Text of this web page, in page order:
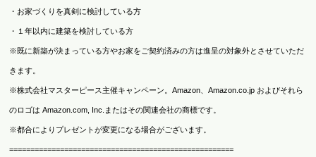
・お家づくりを真剣に検討している方
・１年以内に建築を検討している方
※既に新築が決まっている方やお家をご契約済みの方は進呈の対象外とさせていただ
きます。
※株式会社マスターピース主催キャンペーン。Amazon、Amazon.co.jp およびそれら
のロゴは Amazon.com, Inc.またはその関連会社の商標です。
※都合によりプレゼントが変更になる場合がございます。
=====================================================